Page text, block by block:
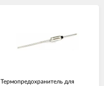
Термопредохранитель для